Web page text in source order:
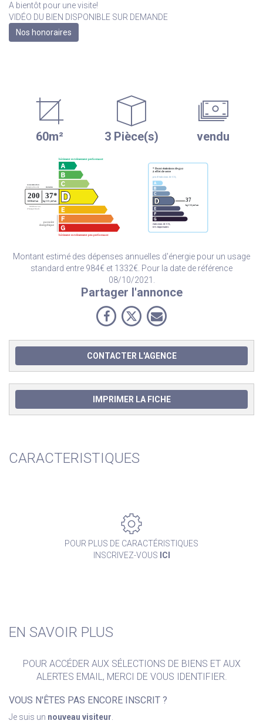
A bientôt pour une visite!
VIDÉO DU BIEN DISPONIBLE SUR DEMANDE
Nos honoraires
60m² 3 Pièce(s) vendu
Montant estimé des dépenses annuelles d'énergie pour un usage
standard entre 984€ et 1332€. Pour la date de référence
08/10/2021.
Partager l'annonce
CONTACTER L'AGENCE
IMPRIMER LA FICHE
CARACTERISTIQUES
POUR PLUS DE CARACTÉRISTIQUES
INSCRIVEZ-VOUS ICI
EN SAVOIR PLUS
POUR ACCÉDER AUX SÉLECTIONS DE BIENS ET AUX
ALERTES EMAIL, MERCI DE VOUS IDENTIFIER.
VOUS N'ÊTES PAS ENCORE INSCRIT ?
Je suis un nouveau visiteur.